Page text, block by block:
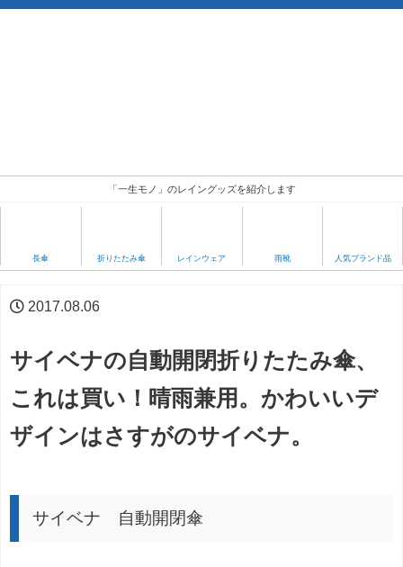
「一生モノ」のレイングッズを紹介します
長傘 折りたたみ傘 レインウェア 雨靴 人気ブランド品
2017.08.06
サイベナの自動開閉折りたたみ傘、
これは買い！晴雨兼用。かわいいデ
ザインはさすがのサイベナ。
サイベナ 自動開閉傘